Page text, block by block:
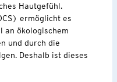
Hautgefühl.
ermöglicht es
an ökologischem
und durch die
Deshalb ist dieses